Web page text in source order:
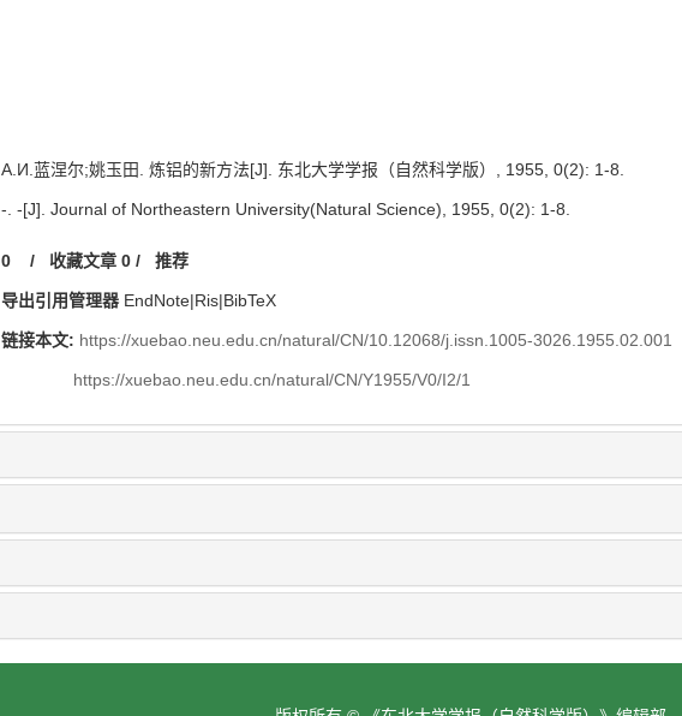
А.И.蓝涅尔;姚玉田. 炼铝的新方法[J]. 东北大学学报（自然科学版）, 1955, 0(2): 1-8.
-. -[J]. Journal of Northeastern University(Natural Science), 1955, 0(2): 1-8.
0 / 收藏文章 0 / 推荐
导出引用管理器 EndNote|Ris|BibTeX
链接本文: https://xuebao.neu.edu.cn/natural/CN/10.12068/j.issn.1005-3026.1955.02.001
https://xuebao.neu.edu.cn/natural/CN/Y1955/V0/I2/1